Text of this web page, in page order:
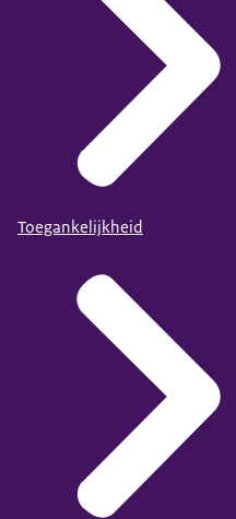
Toegankelijkheid